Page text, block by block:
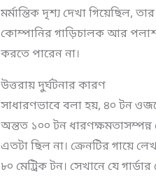
মর্মান্তিক দৃশ্য দেখা গিয়েছিল,
কোম্পানির গাড়িচালক আর
করতে পারেন না।
উত্তরায় দুর্ঘটনার কারণ
সাধারণভাবে বলা হয়, ৪০ টন
অন্তত ১০০ টন ধারণক্ষমতাসম্পন্ন
এতটা ছিল না। ক্রেনটির গায়ে
৮০ মেট্রিক টন। সেখানে যে